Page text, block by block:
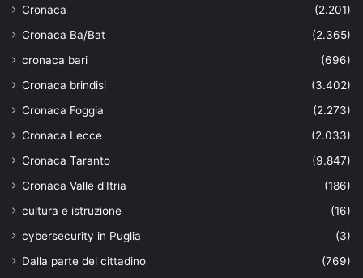
Cronaca
(2.201)
Cronaca Ba/Bat
(2.365)
cronaca bari
(696)
Cronaca brindisi
(3.402)
Cronaca Foggia
(2.273)
Cronaca Lecce
(2.033)
Cronaca Taranto
(9.847)
Cronaca Valle d'Itria
(186)
cultura e istruzione
(16)
cybersecurity in Puglia
(3)
Dalla parte del cittadino
(769)